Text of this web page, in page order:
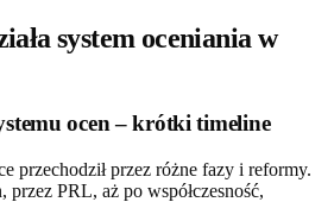
system oceniania w
ocen – krótki timeline
przechodził przez różne fazy i reformy.
PRL, aż po współczesność,